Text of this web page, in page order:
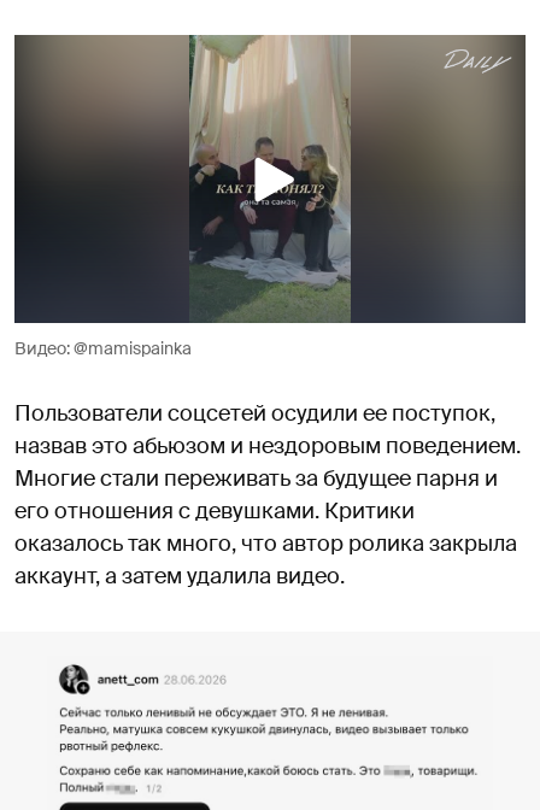
Видео: @mamispainka
Пользователи соцсетей осудили ее поступок,
назвав это абьюзом и нездоровым поведением.
Многие стали переживать за будущее парня и
его отношения с девушками. Критики
оказалось так много, что автор ролика закрыла
аккаунт, а затем удалила видео.